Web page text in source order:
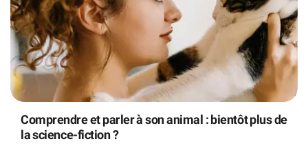
Comprendre et parler à son animal : bientôt plus de
la science-fiction ?